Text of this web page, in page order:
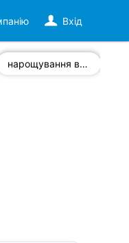
Вхід
нарощування волосся